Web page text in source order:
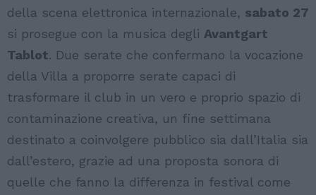
della scena elettronica internazionale, sabato 27
si prosegue con la musica degli Avantgart
Tablot. Due serate che confermano la vocazione
della Villa a proporre serate capaci di
trasformare il club in un vero e proprio spazio di
contaminazione creativa, un fine settimana
destinato a coinvolgere pubblico sia dall’Italia sia
dall’estero, grazie ad una proposta sonora di
quelle che fanno la differenza in festival come